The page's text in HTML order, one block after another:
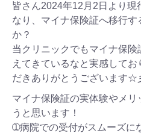
皆さん2024年12月2日より現
なり、マイナ保険証へ移行す
か？
当クリニックでもマイナ保
えてきているなと実感して
だきありがとうございます☆
マイナ保険証の実体験やメ
うと思います！
➀病院での受付がスムーズに